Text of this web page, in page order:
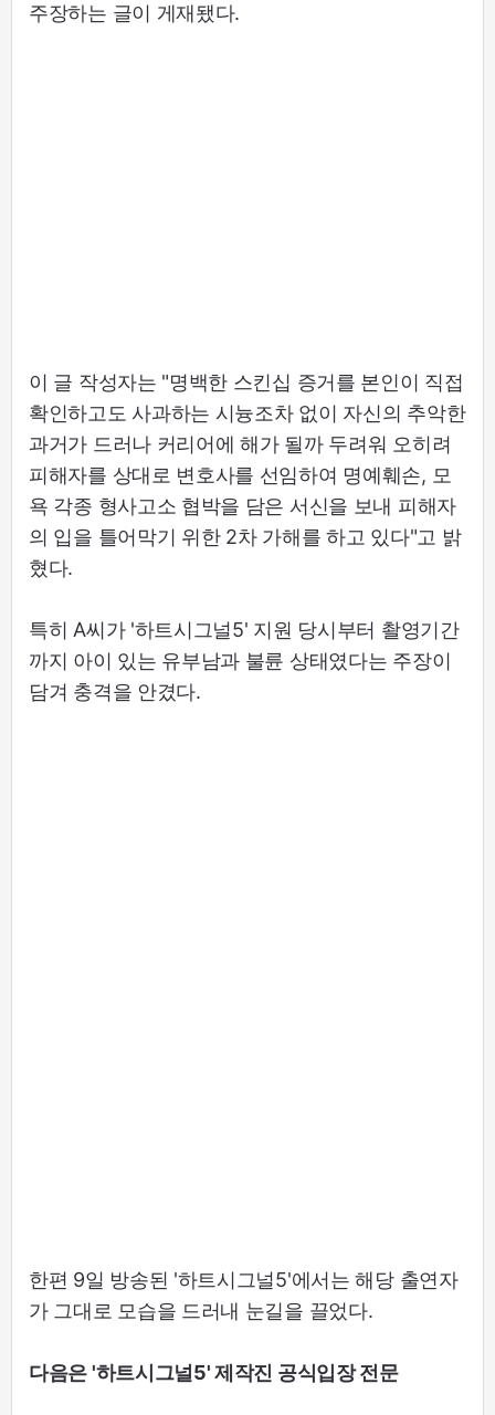
주장하는 글이 게재됐다.
이 글 작성자는 "명백한 스킨십 증거를 본인이 직접
확인하고도 사과하는 시늉조차 없이 자신의 추악한
과거가 드러나 커리어에 해가 될까 두려워 오히려
피해자를 상대로 변호사를 선임하여 명예훼손, 모
욕 각종 형사고소 협박을 담은 서신을 보내 피해자
의 입을 틀어막기 위한 2차 가해를 하고 있다"고 밝
혔다.
특히 A씨가 '하트시그널5' 지원 당시부터 촬영기간
까지 아이 있는 유부남과 불륜 상태였다는 주장이
담겨 충격을 안겼다.
한편 9일 방송된 '하트시그널5'에서는 해당 출연자
가 그대로 모습을 드러내 눈길을 끌었다.
다음은 '하트시그널5' 제작진 공식입장 전문